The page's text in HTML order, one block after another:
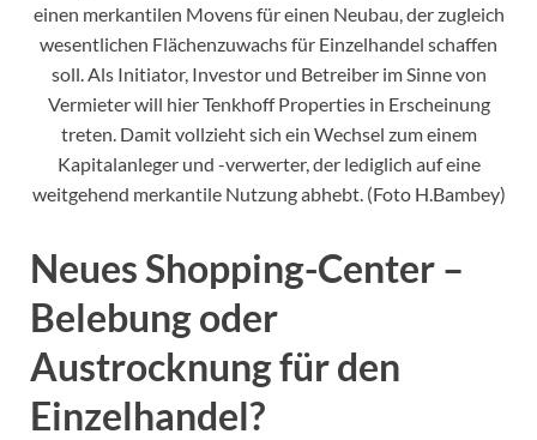
einen merkantilen Movens für einen Neubau, der zugleich
wesentlichen Flächenzuwachs für Einzelhandel schaffen
soll. Als Initiator, Investor und Betreiber im Sinne von
Vermieter will hier Tenkhoff Properties in Erscheinung
treten. Damit vollzieht sich ein Wechsel zum einem
Kapitalanleger und -verwerter, der lediglich auf eine
weitgehend merkantile Nutzung abhebt. (Foto H.Bambey)
Neues Shopping-Center –
Belebung oder
Austrocknung für den
Einzelhandel?